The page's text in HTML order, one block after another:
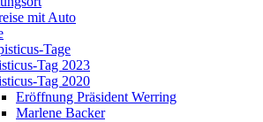
mit Auto
Tage
Tag 2023
Tag 2020
Eröffnung Präsident Werring
Marlene Backer